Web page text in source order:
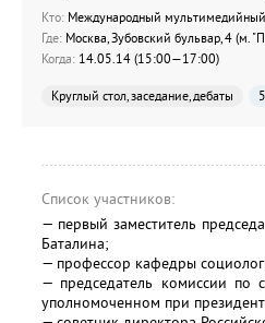
Кто: Международный мультимедийный
Где: Москва, Зубовский бульвар, 4 (м.
Когда: 14.05.14 (15:00—17:00)
Круглый стол, заседание, дебаты
Список участников:
— первый заместитель
Баталина;
— профессор кафедры
— председатель комиссии по
уполномоченном при